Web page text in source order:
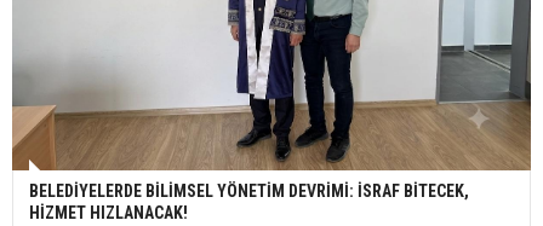
BELEDİYELERDE BİLİMSEL YÖNETİM DEVRİMİ: İSRAF BİTECEK,
HİZMET HIZLANACAK!